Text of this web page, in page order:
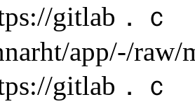
gitlab．ｃ
app/-/
gitlab．ｃ